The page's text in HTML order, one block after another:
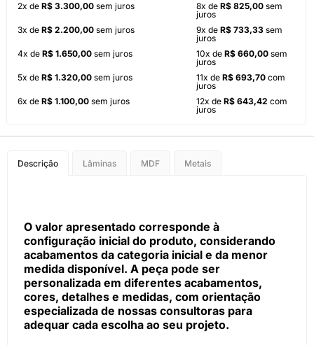
2x de R$ 3.300,00 sem juros
3x de R$ 2.200,00 sem juros
4x de R$ 1.650,00 sem juros
5x de R$ 1.320,00 sem juros
6x de R$ 1.100,00 sem juros
8x de R$ 825,00 sem
juros
9x de R$ 733,33 sem
juros
10x de R$ 660,00 sem
juros
11x de R$ 693,70 com
juros
12x de R$ 643,42 com
juros
Descrição Lâminas MDF Metais
O valor apresentado corresponde à
configuração inicial do produto, considerando
acabamentos da categoria inicial e da menor
medida disponível. A peça pode ser
personalizada em diferentes acabamentos,
cores, detalhes e medidas, com orientação
especializada de nossas consultoras para
adequar cada escolha ao seu projeto.